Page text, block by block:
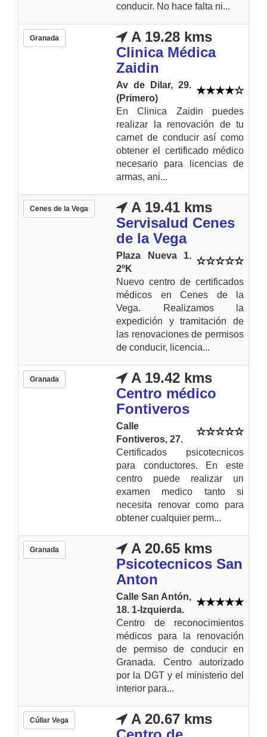
conducir. No hace falta ni...
Granada
A 19.28 kms
Clinica Médica
Zaidin
Av de Dilar, 29.
(Primero)
En Clinica Zaidin puedes
realizar la renovación de tu
carnet de conducir así como
obtener el certificado médico
necesario para licencias de
armas, ani...
Cenes de la Vega
A 19.41 kms
Servisalud Cenes
de la Vega
Plaza Nueva 1.
2ºK
Nuevo centro de certificados
médicos en Cenes de la
Vega. Realizamos la
expedición y tramitación de
las renovaciones de permisos
de conducir, licencia...
Granada
A 19.42 kms
Centro médico
Fontiveros
Calle
Fontiveros, 27.
Certificados psicotecnicos
para conductores. En este
centro puede realizar un
examen medico tanto si
necesita renovar como para
obtener cualquier perm...
Granada
A 20.65 kms
Psicotecnicos San
Anton
Calle San Antón,
18. 1-Izquierda.
Centro de reconocimientos
médicos para la renovación
de permiso de conducir en
Granada. Centro autorizado
por la DGT y el ministerio del
interior para...
Cúllar Vega
A 20.67 kms